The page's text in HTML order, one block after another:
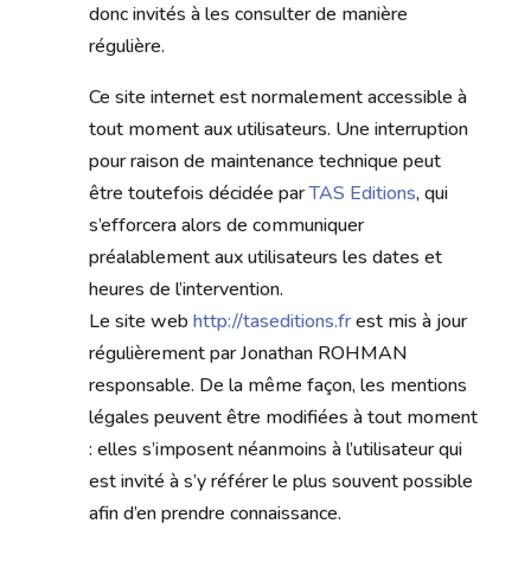
donc invités à les consulter de manière
régulière.
Ce site internet est normalement accessible à
tout moment aux utilisateurs. Une interruption
pour raison de maintenance technique peut
être toutefois décidée parTAS Editions, qui
s’efforcera alors de communiquer
préalablement aux utilisateurs les dates et
heures de l’intervention.
Le site web http://taseditions.frest mis à jour
régulièrement par Jonathan ROHMAN
responsable. De la même façon, les mentions
légales peuvent être modifiées à tout moment
: elles s’imposent néanmoins à l’utilisateur qui
est invité à s’y référer le plus souvent possible
afin d’en prendre connaissance.